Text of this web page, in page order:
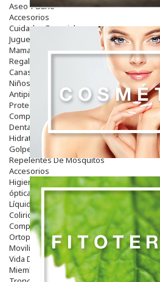
Aseo Y Baño
Accesorios
Cuidados Especiales
Juguetes
Mama
Regalos
Canastilla
Niños
Antipiojos
Protección Solar
Complementos Alimentarios
Dentales
Hidratantes
Golpes Y Hematomas
Repelentes De Mosquitos
Accesorios
Higiene
óptica
Líquidos Lentillas
Colirios
Complementos Alimentarios.
Ortopedia - Accesorios
Movilidad
Vida Diaria
Miembro Superior